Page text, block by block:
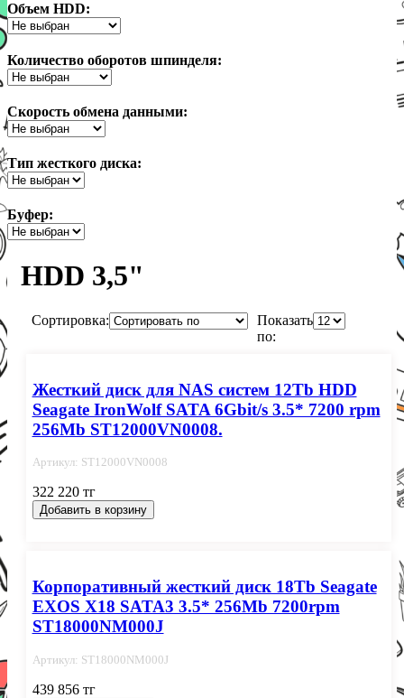
Объем HDD:
Количество оборотов шпинделя:
Скорость обмена данными:
Тип жесткого диска:
Буфер:
HDD 3,5"
Сортировка:
Показать
по:
Жесткий диск для NAS систем 12Tb HDD
Seagate IronWolf SATA 6Gbit/s 3.5* 7200 rpm
256Mb ST12000VN0008.
Артикул: ST12000VN0008
322 220 тг
Добавить в корзину
Корпоративный жесткий диск 18Tb Seagate
EXOS X18 SATA3 3.5* 256Mb 7200rpm
ST18000NM000J
Артикул: ST18000NM000J
439 856 тг